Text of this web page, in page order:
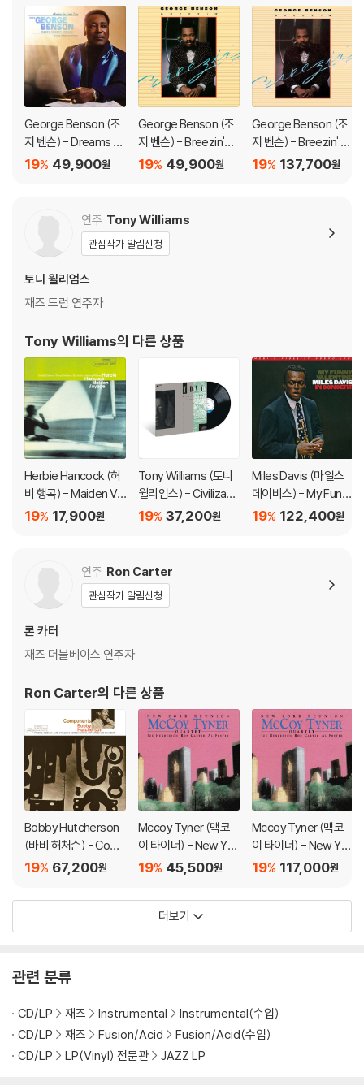
지되도록 디스크 센터 홀 구경이 작게 제작되는 경우가 있습니다. 턴테이
블 스핀들에 맞지 않는 경우에는 전용 제품 등을 이용하여 센터 홀을 조정
하시면 해결됩니다.
3) 디스크에 미세한 잔 흠집이 남아있거나 인쇄 면이 깨끗하지 않은 경우
가 있으며, 이는 상품의 불량이 아닙니다. 단, 재생에 이상이 있는 경우에는
불량으로 인한 반품/교환이 가능합니다
※ 컬러 디스크
아래에 해당하는 경우는 불량이 아니므로 개봉 후 반품/교환이 불가합니
2) 컬러 디스크의 특성상 제작 공정시 앨범마다 색상 차이가 나는 경우도
등이 발생할 수 있습니다.
1) 불량으로 인한 반품/교환 요청 시에는 불량 확인을 위해 개봉 시의 동영
상을 요청할 수 있으며, 동영상이 없는 경우 반품/교환이 제한될 수 있습니
다.
관련 사진과 동영상 및 재생 기기 모델명을 첨부하여 첨부하여 고객센터에
문의 바랍니다.
2) LP는 잦은 배송 과정에서 재킷에 손상이 발생할 가능성이 높고 재판매
가 어려우므로 신중한 구매를 부탁드립니다.
George Benson (조
지 벤슨) - Dreams D
o Come True: When
49,900원
19%
George Benson (조
지 벤슨) - Breezin'
[블루 컬러 LP]
49,900원
19%
George Benson (조
지 벤슨) - Breezin' [2
LP]
137,700원
19%
연주 Tony Williams
관심작가 알림신청
토니 윌리엄스
재즈 드럼 연주자
Tony Williams의 다른 상품
Herbie Hancock (허
비 행콕) - Maiden Vo
yage 17,900원
19%
Tony Williams (토니
윌리엄스) - Civilizatio
n [LP]37,200원
19%
Miles Davis (마일스
데이비스) - My Funn
y Valentine: My Funn
122,400원
19%
연주 Ron Carter
관심작가 알림신청
론 카터
재즈 더블베이스 연주자
Ron Carter의 다른 상품
Bobby Hutcherson
(바비 허처슨) - Com
ponents [LP]
67,200원
19%
Mccoy Tyner (맥코
이 타이너) - New Yor
k Reunion [SACD Hy
45,500원
19%
Mccoy Tyner (맥코
이 타이너) - New Yor
k Reunion [핑크 컬러
117,000원
19%
더보기
관련 분류
CD/LP 재즈 Instrumental
Instrumental(수입)
CD/LP
재즈 Fusion/Acid
Fusion/Acid(수입)
CD/LP
LP(Vinyl) 전문관 JAZZ LP